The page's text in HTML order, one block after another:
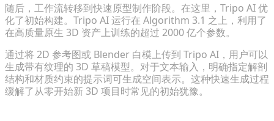
随后，工作流转移到快速原型制作阶段。在这里，Tripo AI 优
化了初始构建。Tripo AI 运行在 Algorithm 3.1 之上，利用了
在高质量原生 3D 资产上训练的超过 2000 亿个参数。
通过将 2D 参考图或 Blender 白模上传到 Tripo AI，用户可以
生成带有纹理的 3D 草稿模型。对于文本输入，明确指定解剖
结构和材质约束的提示词可生成空间表示。这种快速生成过程
缓解了从零开始新 3D 项目时常见的初始犹豫。